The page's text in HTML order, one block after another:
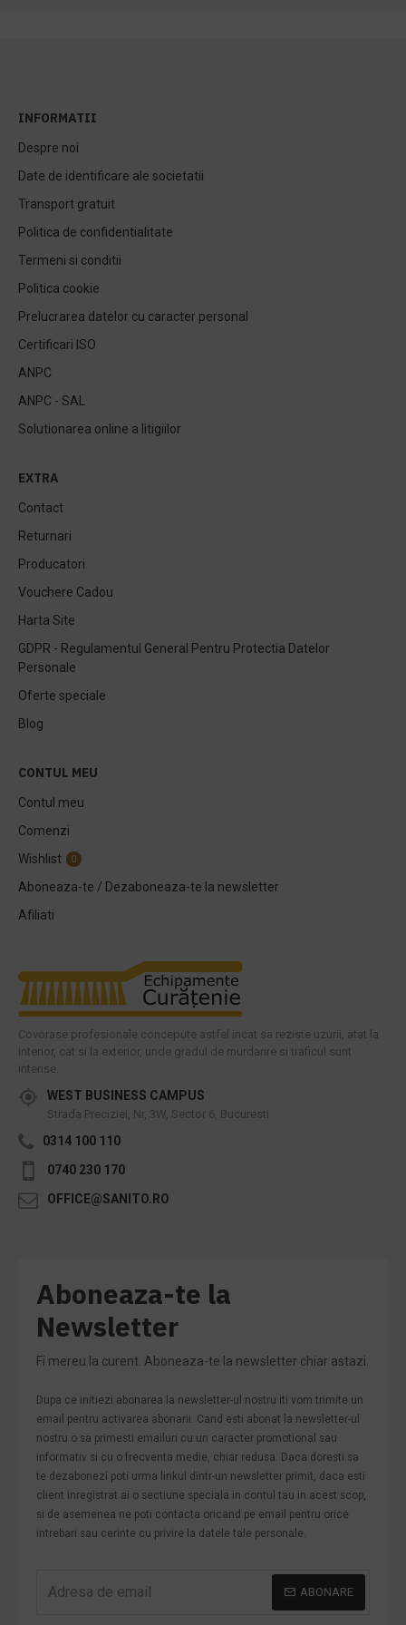
INFORMATII
Despre noi
Date de identificare ale societatii
Transport gratuit
Politica de confidentialitate
Termeni si conditii
Politica cookie
Prelucrarea datelor cu caracter personal
Certificari ISO
ANPC
ANPC - SAL
Solutionarea online a litigiilor
EXTRA
Contact
Returnari
Producatori
Vouchere Cadou
Harta Site
GDPR - Regulamentul General Pentru Protectia Datelor
Personale
Oferte speciale
Blog
CONTUL MEU
Contul meu
Comenzi
Wishlist
0
Aboneaza-te / Dezaboneaza-te la newsletter
Afiliati
Covorase profesionale concepute astfel incat sa reziste uzurii, atat la
interior, cat si la exterior, unde gradul de murdarire si traficul sunt
intense.
WEST BUSINESS CAMPUS
Strada Preciziei, Nr, 3W, Sector 6, Bucuresti
0314 100 110
0740 230 170
OFFICE@SANITO.RO
Aboneaza-te la
Newsletter
Fi mereu la curent. Aboneaza-te la newsletter chiar astazi.
Dupa ce initiezi abonarea la newsletter-ul nostru iti vom trimite un
email pentru activarea abonarii. Cand esti abonat la newsletter-ul
nostru o sa primesti emailuri cu un caracter promotional sau
informativ si cu o frecventa medie, chiar redusa. Daca doresti sa
te dezabonezi poti urma linkul dintr-un newsletter primit, daca esti
client inregistrat ai o sectiune speciala in contul tau in acest scop,
si de asemenea ne poti contacta oricand pe email pentru orice
intrebari sau cerinte cu privire la datele tale personale.
ABONARE